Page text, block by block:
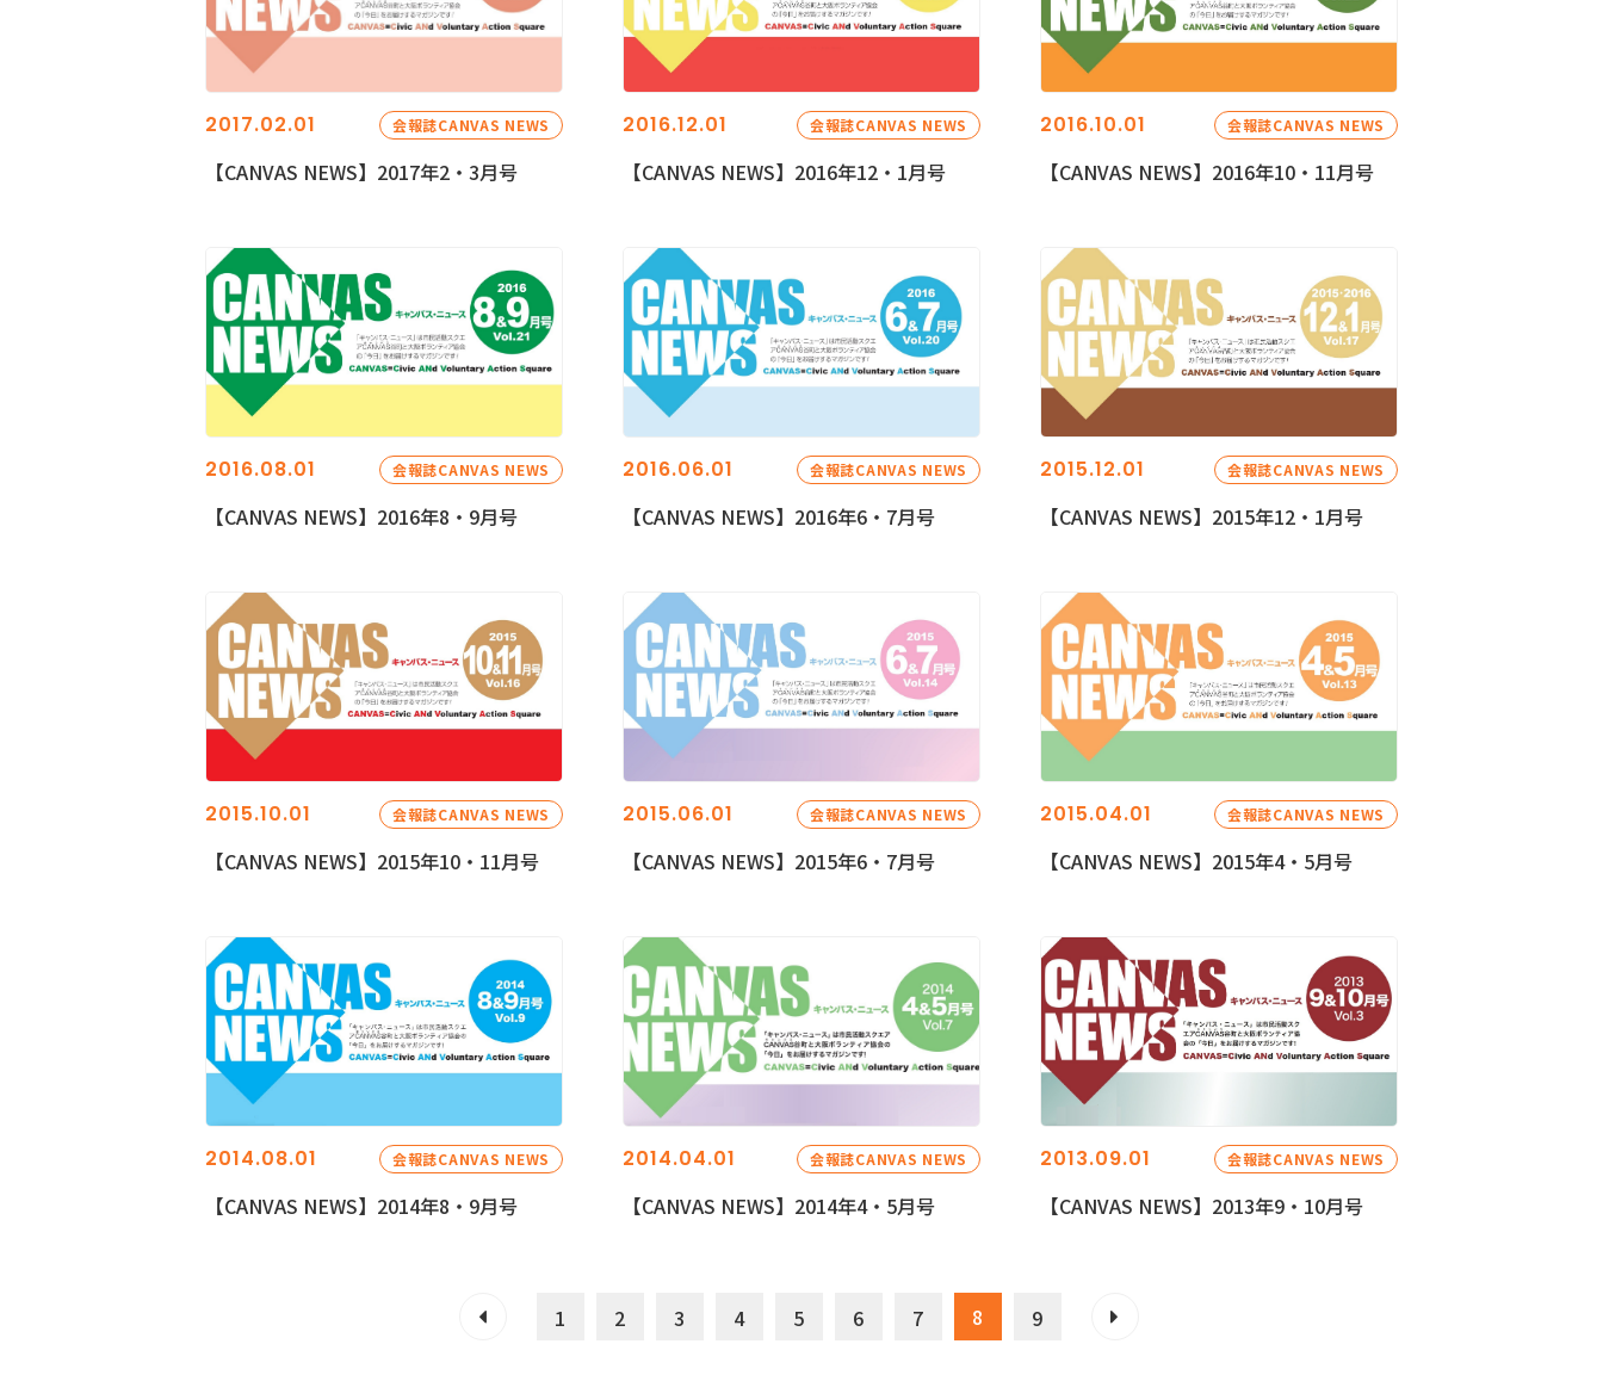
2017.02.01 会報誌CANVAS NEWS
【CANVAS NEWS】2017年2・3月号
2016.12.01 会報誌CANVAS NEWS
【CANVAS NEWS】2016年12・1月号
2016.10.01 会報誌CANVAS NEWS
【CANVAS NEWS】2016年10・11月号
2016.08.01 会報誌CANVAS NEWS
【CANVAS NEWS】2016年8・9月号
2016.06.01 会報誌CANVAS NEWS
【CANVAS NEWS】2016年6・7月号
2015.12.01 会報誌CANVAS NEWS
【CANVAS NEWS】2015年12・1月号
2015.10.01 会報誌CANVAS NEWS
【CANVAS NEWS】2015年10・11月号
2015.06.01 会報誌CANVAS NEWS
【CANVAS NEWS】2015年6・7月号
2015.04.01 会報誌CANVAS NEWS
【CANVAS NEWS】2015年4・5月号
2014.08.01 会報誌CANVAS NEWS
【CANVAS NEWS】2014年8・9月号
2014.04.01 会報誌CANVAS NEWS
【CANVAS NEWS】2014年4・5月号
2013.09.01 会報誌CANVAS NEWS
【CANVAS NEWS】2013年9・10月号
1 2 3 4 5 6 7 8 9